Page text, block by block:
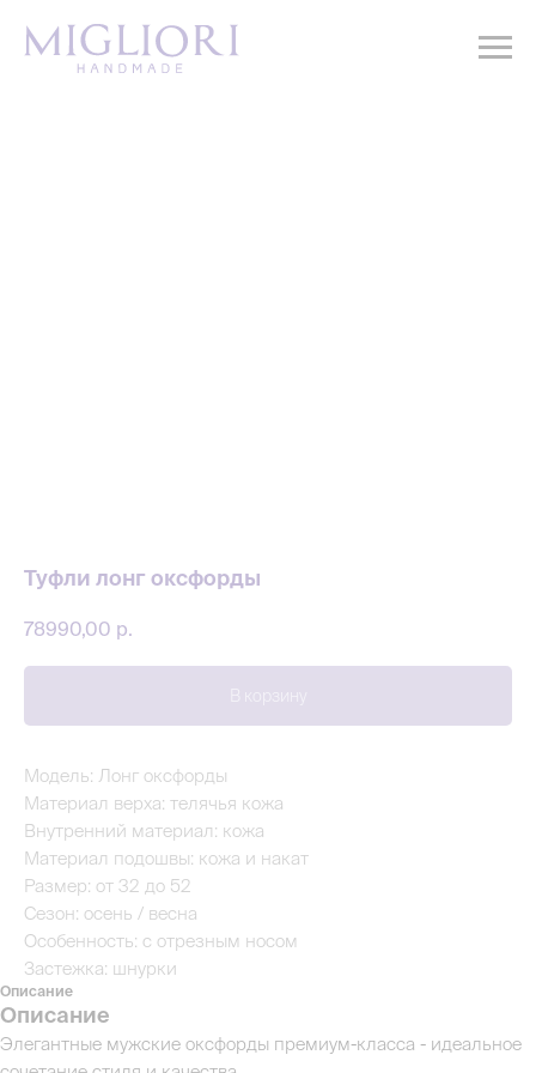
Туфли лонг оксфорды
78990,00 р.
Модель: Лонг оксфорды
Материал верха: телячья кожа
Внутренний материал: кожа
Материал подошвы: кожа и накат
Размер: от 32 до 52
Сезон: осень / весна
Особенность: с отрезным носом
Застежка: шнурки
Описание
Описание
Элегантные мужские оксфорды премиум-класса - идеальное